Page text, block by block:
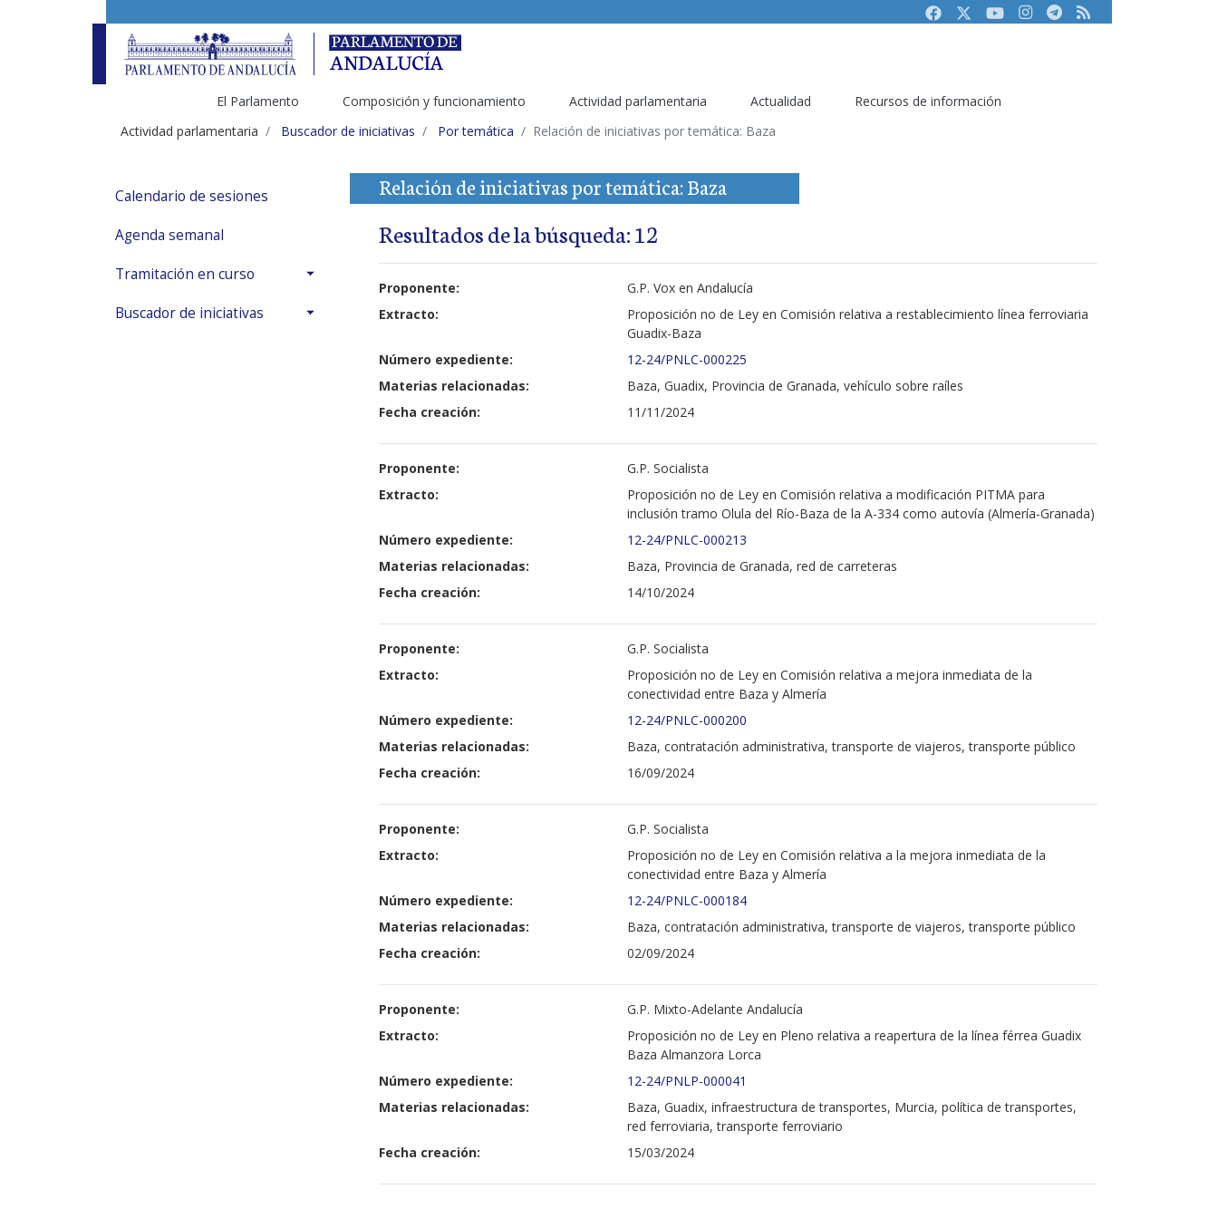
FacebookTwitterYoutubeInstagram
Telegram
RSS
El Parlamento Composición y funcionamiento Actividad parlamentaria Actualidad
Recursos de información
Actividad parlamentaria
Buscador de iniciativas Por temática Relación de iniciativas por temática: Baza
Calendario de sesiones
Agenda semanal
Tramitación en curso
Buscador de iniciativas
Relación de iniciativas por temática: Baza
Resultados de la búsqueda: 12
Proponente:
G.P. Vox en Andalucía
Extracto:
Proposición no de Ley en Comisión relativa a restablecimiento línea ferroviaria
Guadix-Baza
Número expediente:
12-24/PNLC-000225
Materias relacionadas:
Baza, Guadix, Provincia de Granada, vehículo sobre raíles
Fecha creación:
11/11/2024
Proponente:
G.P. Socialista
Extracto:
Proposición no de Ley en Comisión relativa a modificación PITMA para
inclusión tramo Olula del Río-Baza de la A-334 como autovía (Almería-Granada)
Número expediente:
12-24/PNLC-000213
Materias relacionadas:
Baza, Provincia de Granada, red de carreteras
Fecha creación:
14/10/2024
Proponente:
G.P. Socialista
Extracto:
Proposición no de Ley en Comisión relativa a mejora inmediata de la
conectividad entre Baza y Almería
Número expediente:
12-24/PNLC-000200
Materias relacionadas:
Baza, contratación administrativa, transporte de viajeros, transporte público
Fecha creación:
16/09/2024
Proponente:
G.P. Socialista
Extracto:
Proposición no de Ley en Comisión relativa a la mejora inmediata de la
conectividad entre Baza y Almería
Número expediente:
12-24/PNLC-000184
Materias relacionadas:
Baza, contratación administrativa, transporte de viajeros, transporte público
Fecha creación:
02/09/2024
Proponente:
G.P. Mixto-Adelante Andalucía
Extracto:
Proposición no de Ley en Pleno relativa a reapertura de la línea férrea Guadix
Baza Almanzora Lorca
Número expediente:
12-24/PNLP-000041
Materias relacionadas:
Baza, Guadix, infraestructura de transportes, Murcia, política de transportes,
red ferroviaria, transporte ferroviario
Fecha creación:
15/03/2024